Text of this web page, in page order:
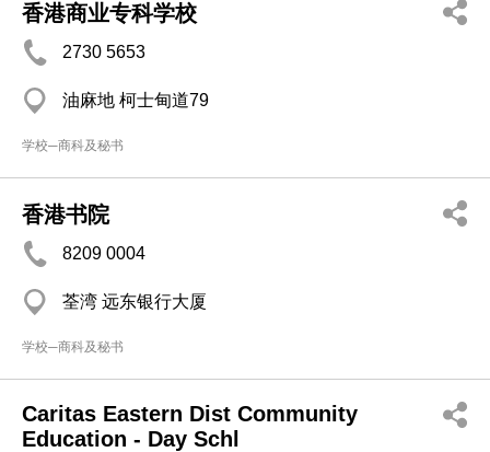
香港商业专科学校
2730 5653
油麻地 柯士甸道79
学校─商科及秘书
香港书院
8209 0004
荃湾 远东银行大厦
学校─商科及秘书
Caritas Eastern Dist Community
Education - Day Schl